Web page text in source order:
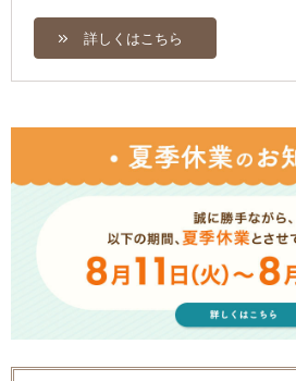
詳しくはこちら